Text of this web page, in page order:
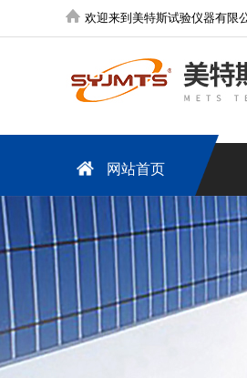
欢迎来到美特斯试验仪器有限
网站首页